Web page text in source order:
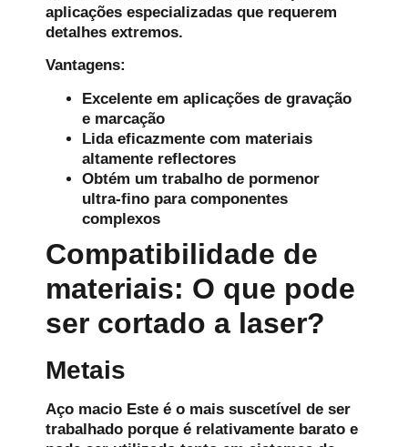
aplicações especializadas que requerem
detalhes extremos.
Vantagens:
Excelente em aplicações de gravação
e marcação
Lida eficazmente com materiais
altamente reflectores
Obtém um trabalho de pormenor
ultra-fino para componentes
complexos
Compatibilidade de
materiais: O que pode
ser cortado a laser?
Metais
Aço macio Este é o mais suscetível de ser
trabalhado porque é relativamente barato e